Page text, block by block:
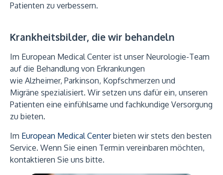
Patienten zu verbessern.
Krankheitsbilder, die wir behandeln
Im European Medical Center ist unser Neurologie-Team
auf die Behandlung von Erkrankungen
wie Alzheimer, Parkinson, Kopfschmerzen und
Migräne spezialisiert. Wir setzen uns dafür ein, unseren
Patienten eine einfühlsame und fachkundige Versorgung
zu bieten.
Im European Medical Centerbieten wir stets den besten
Service. Wenn Sie einen Termin vereinbaren möchten,
kontaktieren Sie uns bitte.